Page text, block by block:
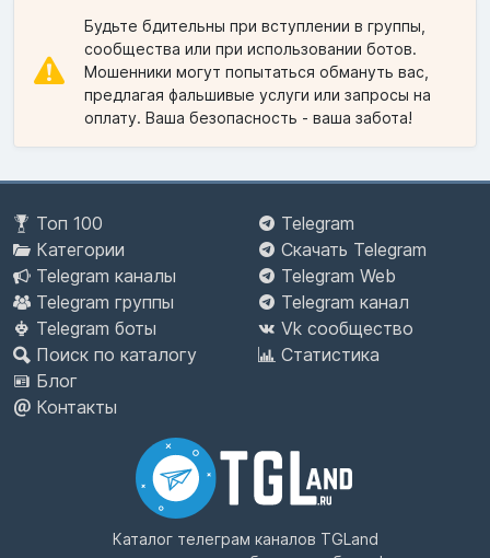
Будьте бдительны при вступлении в группы,
сообщества или при использовании ботов.
Мошенники могут попытаться обмануть вас,
предлагая фальшивые услуги или запросы на
оплату. Ваша безопасность - ваша забота!
Топ 100
Категории
Telegram каналы
Telegram группы
Telegram боты
Поиск по каталогу
Блог
Контакты
Telegram
Скачать Telegram
Telegram Web
Telegram канал
Vk сообщество
Статистика
Каталог телеграм каналов TGLand